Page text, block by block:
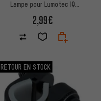
Lampe pour Lumotec IQ
2,99€
RETOUR EN STOCK